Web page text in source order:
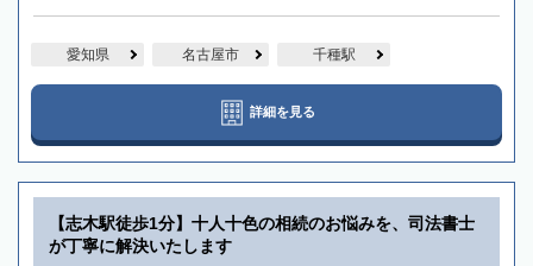
愛知県 名古屋市 千種駅
詳細を見る
【志木駅徒歩1分】十人十色の相続のお悩みを、司法書士
が丁寧に解決いたします